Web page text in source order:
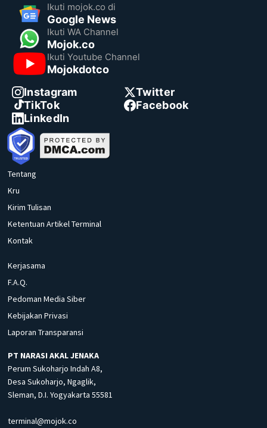
Ikuti mojok.co di
Google News
Ikuti WA Channel
Mojok.co
Ikuti Youtube Channel
Mojokdotco
Instagram
Twitter
TikTok
Facebook
LinkedIn
Tentang
Kru
Kirim Tulisan
Ketentuan Artikel Terminal
Kontak
Kerjasama
F.A.Q.
Pedoman Media Siber
Kebijakan Privasi
Laporan Transparansi
PT NARASI AKAL JENAKA
Perum Sukoharjo Indah A8,
Desa Sukoharjo, Ngaglik,
Sleman, D.I. Yogyakarta 55581
terminal@mojok.co